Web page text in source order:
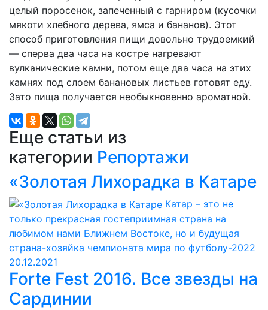
целый поросенок, запеченный с гарниром (кусочки
мякоти хлебного дерева, ямса и бананов). Этот
способ приготовления пищи довольно трудоемкий
— сперва два часа на костре нагревают
вулканические камни, потом еще два часа на этих
камнях под слоем банановых листьев готовят еду.
Зато пища получается необыкновенно ароматной.
Еще статьи из
категории Репортажи
«Золотая Лихорадка в Катаре
Катар – это не
только прекрасная гостеприимная страна на
любимом нами Ближнем Востоке, но и будущая
страна-хозяйка чемпионата мира по футболу-2022
20.12.2021
Forte Fest 2016. Все звезды на
Сардинии